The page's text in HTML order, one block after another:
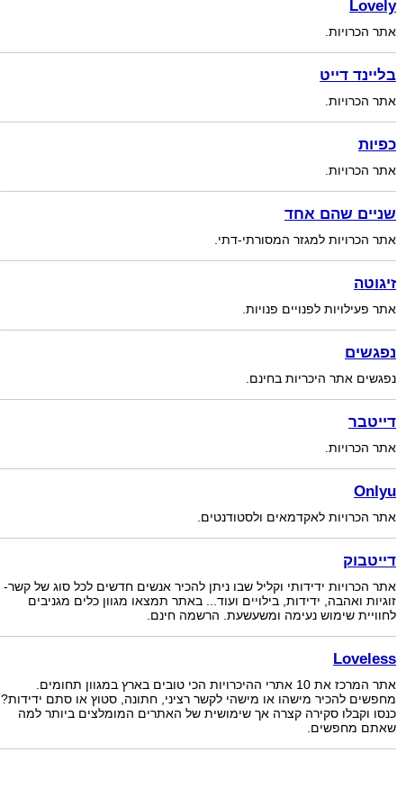
Lovely
אתר הכרויות.
בליינד דייט
אתר הכרויות.
כפיות
אתר הכרויות.
שניים שהם אחד
אתר הכרויות למגזר המסורתי-דתי.
זיגוטה
אתר פעילויות לפנויים פנויות.
נפגשים
נפגשים אתר היכריות בחינם.
דייטבר
אתר הכרויות.
Onlyu
אתר הכרויות לאקדמאים ולסטודנטים.
דייטבוק
אתר הכרויות ידידותי וקליל שבו ניתן להכיר אנשים חדשים לכל סוג של קשר-
זוגיות ואהבה, ידידות, בילויים ועוד... באתר תמצאו מגוון כלים מגניבים
לחוויית שימוש נעימה ומשעשעת. הרשמה חינם.
Loveless
אתר המרכז את 10 אתרי ההיכרויות הכי טובים בארץ במגוון תחומים.
מחפשים להכיר מישהו או מישהי לקשר רציני, חתונה, סטוץ או סתם ידידות?
כנסו וקבלו סקירה קצרה אך שימושית של האתרים המומלצים ביותר למה
שאתם מחפשים.